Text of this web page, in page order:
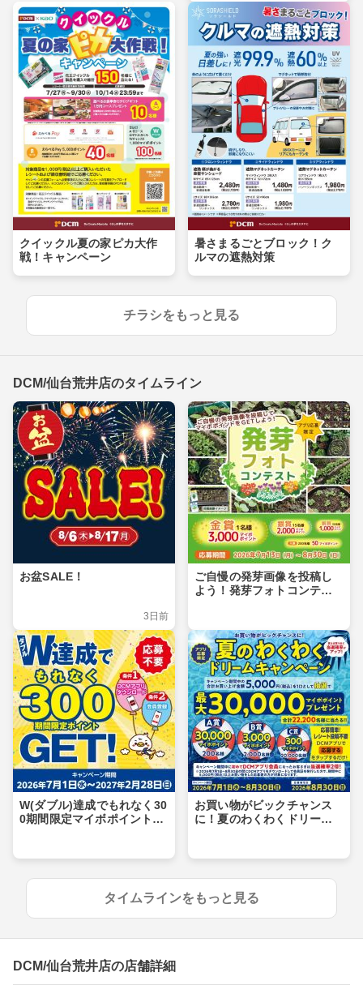
クイックル夏の家ピカ大作
戦！キャンペーン
暑さまるごとブロック！ク
ルマの遮熱対策
チラシをもっと見る
DCM/仙台荒井店のタイムライン
お盆SALE！
3日前
ご自慢の発芽画像を投稿し
よう！発芽フォトコンテス
W(ダブル)達成でもれなく30
0期間限定マイボポイントG
お買い物がビックチャンス
に！夏のわくわくドリーム
タイムラインをもっと見る
DCM/仙台荒井店の店舗詳細